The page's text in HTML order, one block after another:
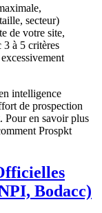
secteur)
de votre site,
3 à 5 critères
intelligence
de prospection
Pour en savoir plus
Prospkt
Bodacc)